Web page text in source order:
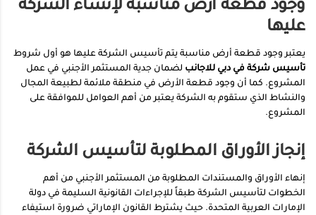
وجود قطعة أرض مناسبة لإنشاء الشركة
عليها
يعتبر وجود قطعة أرض مناسبة يتم تأسيس الشركة عليها هو أول شروط
تأسيس شركة في دبي للاجانب لضمان جدية المستثمر الأجنبي في عمل
المشروع. كما أن وجود قطعة الأرض في منطقة ملائمة لطبيعة المجال
والنشاط الذي ستقوم به الشركة يعتبر من أهم العوامل للموافقة على
المشروع.
إنجاز الأوراق المطلوبة لتأسيس الشركة
إنهاء الأوراق والمستندات المطلوبة من المستثمر الأجنبي من أهم
الخطوات لتأسيس الشركة طبقاً للإجراءات القانونية السليمة في دولة
الإمارات العربية المتحدة. حيث يشترط القانون الإماراتي ضرورة استيفاء